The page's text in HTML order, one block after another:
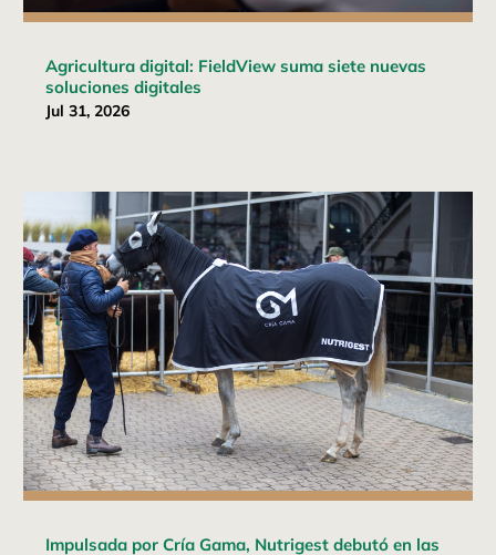
Agricultura digital: FieldView suma siete nuevas
soluciones digitales
Jul 31, 2026
Impulsada por Cría Gama, Nutrigest debutó en las